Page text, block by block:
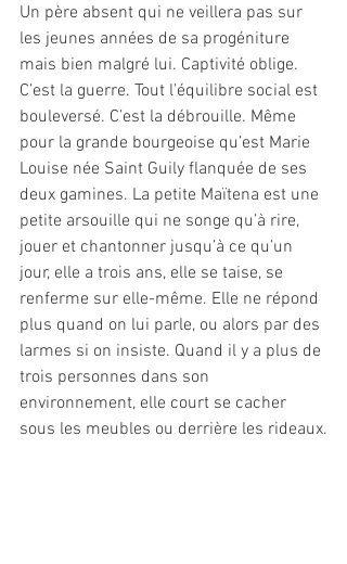
Un père absent qui ne veillera pas sur
les jeunes années de sa progéniture
mais bien malgré lui. Captivité oblige.
C’est la guerre. Tout l’équilibre social est
bouleversé. C’est la débrouille. Même
pour la grande bourgeoise qu’est Marie
Louise née Saint Guily flanquée de ses
deux gamines. La petite Maïtena est une
petite arsouille qui ne songe qu’à rire,
jouer et chantonner jusqu’à ce qu’un
jour, elle a trois ans, elle se taise, se
renferme sur elle-même. Elle ne répond
plus quand on lui parle, ou alors par des
larmes si on insiste. Quand il y a plus de
trois personnes dans son
environnement, elle court se cacher
sous les meubles ou derrière les rideaux.